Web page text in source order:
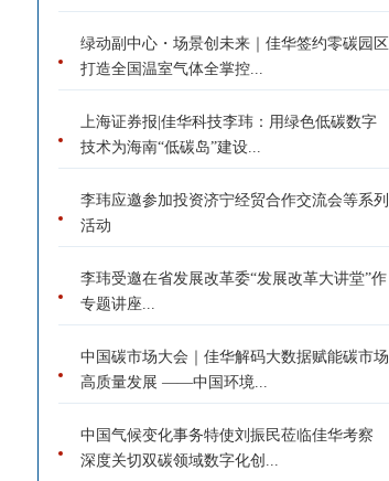
绿动副中心・场景创未来｜佳华签约零碳园区
打造全国温室气体全掌控...
上海证券报|佳华科技李玮：用绿色低碳数字
技术为海南“低碳岛”建设...
李玮应邀参加投资济宁经贸合作交流会等系列
活动
李玮受邀在省发展改革委“发展改革大讲堂”作
专题讲座...
中国碳市场大会｜佳华解码大数据赋能碳市场
高质量发展 ——中国环境...
中国气候变化事务特使刘振民莅临佳华考察
深度关切双碳领域数字化创...